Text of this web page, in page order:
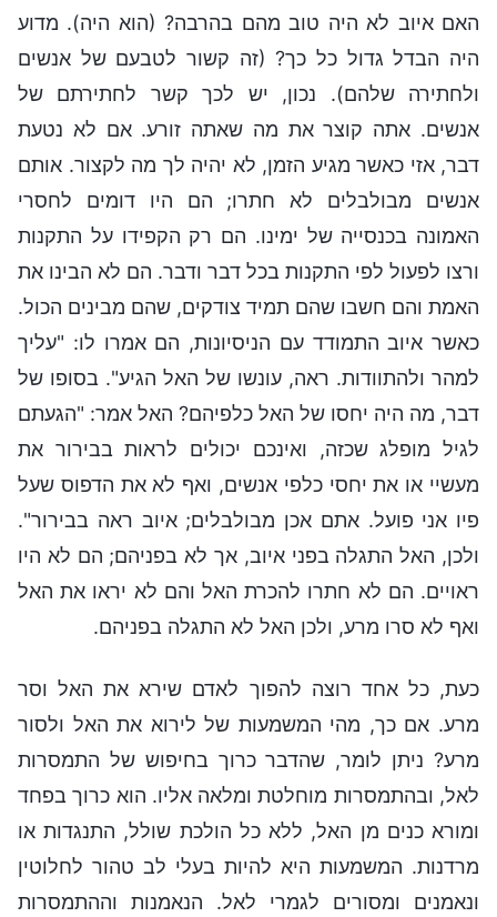
האם איוב לא היה טוב מהם בהרבה? (הוא היה). מדוע
היה הבדל גדול כל כך? (זה קשור לטבעם של אנשים
ולחתירה שלהם). נכון, יש לכך קשר לחתירתם של
אנשים. אתה קוצר את מה שאתה זורע. אם לא נטעת
דבר, אזי כאשר מגיע הזמן, לא יהיה לך מה לקצור. אותם
אנשים מבולבלים לא חתרו; הם היו דומים לחסרי
האמונה בכנסייה של ימינו. הם רק הקפידו על התקנות
ורצו לפעול לפי התקנות בכל דבר ודבר. הם לא הבינו את
האמת והם חשבו שהם תמיד צודקים, שהם מבינים הכול.
כאשר איוב התמודד עם הניסיונות, הם אמרו לו: "עליך
למהר ולהתוודות. ראה, עונשו של האל הגיע". בסופו של
דבר, מה היה יחסו של האל כלפיהם? האל אמר: "הגעתם
לגיל מופלג שכזה, ואינכם יכולים לראות בבירור את
מעשיי או את יחסי כלפי אנשים, ואף לא את הדפוס שעל
פיו אני פועל. אתם אכן מבולבלים; איוב ראה בבירור".
ולכן, האל התגלה בפני איוב, אך לא בפניהם; הם לא היו
ראויים. הם לא חתרו להכרת האל והם לא יראו את האל
ואף לא סרו מרע, ולכן האל לא התגלה בפניהם.
כעת, כל אחד רוצה להפוך לאדם שירא את האל וסר
מרע. אם כך, מהי המשמעות של לירוא את האל ולסור
מרע? ניתן לומר, שהדבר כרוך בחיפוש של התמסרות
לאל, ובהתמסרות מוחלטת ומלאה אליו. הוא כרוך בפחד
ומורא כנים מן האל, ללא כל הולכת שולל, התנגדות או
מרדנות. המשמעות היא להיות בעלי לב טהור לחלוטין
ונאמנים ומסורים לגמרי לאל. הנאמנות וההתמסרות